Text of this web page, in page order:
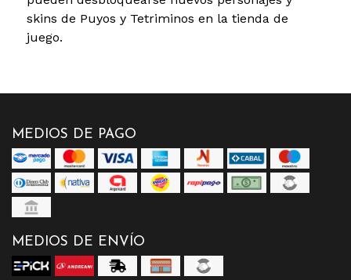
skins de Puyos y Tetriminos en la tienda de
juego.
MEDIOS DE PAGO
MEDIOS DE ENVÍO